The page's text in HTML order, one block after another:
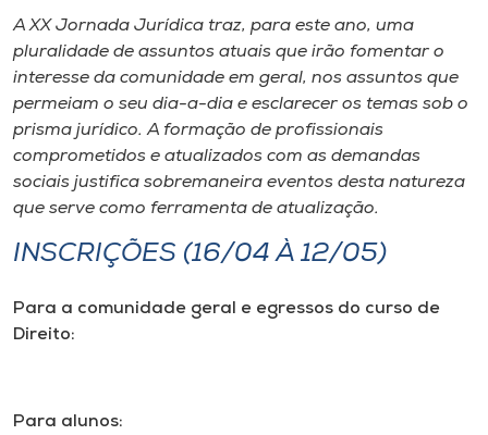
Cultura
Biblioteca
Editora
Unoesc
A XX Jornada Jurídica traz, para este ano, uma
pluralidade de assuntos atuais que irão fomentar o
interesse da comunidade em geral, nos assuntos que
permeiam o seu dia-a-dia e esclarecer os temas sob o
prisma jurídico. A formação de profissionais
comprometidos e atualizados com as demandas
sociais justifica sobremaneira eventos desta natureza
que serve como ferramenta de atualização.
INSCRIÇÕES (16/04 À 12/05)
Para a comunidade geral e egressos do curso de
Direito:
Para alunos: